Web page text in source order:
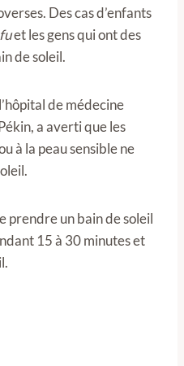
Des cas d’enfants
et les gens qui ont des
de soleil.
de médecine
a averti que les
à la peau sensible ne
prendre un bain de soleil
15 à 30 minutes et